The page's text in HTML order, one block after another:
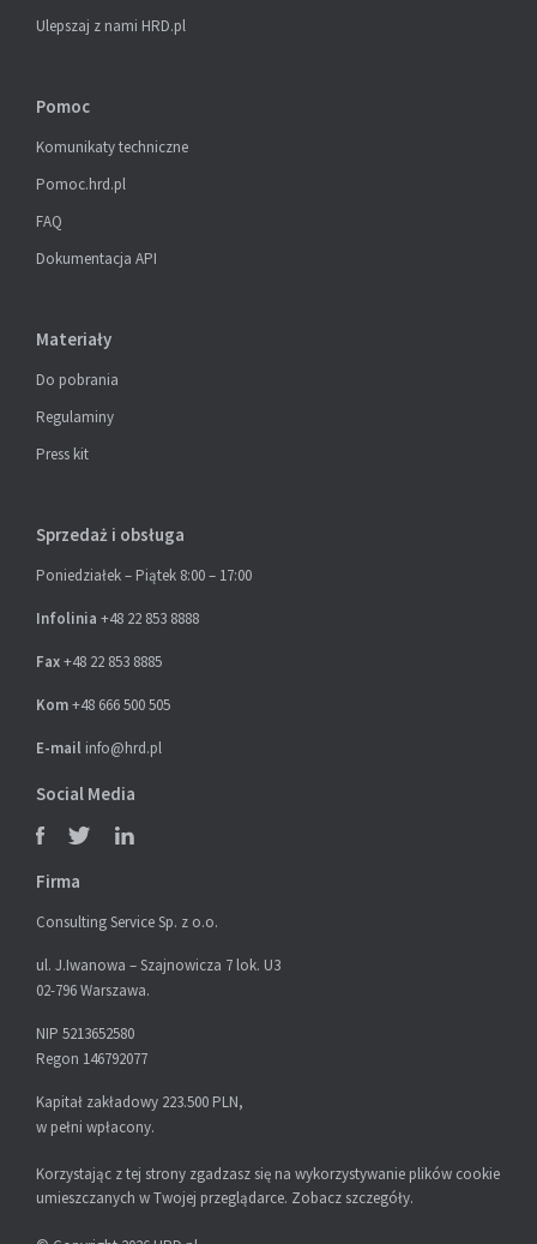
Ulepszaj z nami HRD.pl
Pomoc
Komunikaty techniczne
Pomoc.hrd.pl
FAQ
Dokumentacja API
Materiały
Do pobrania
Regulaminy
Press kit
Sprzedaż i obsługa
Poniedziałek – Piątek 8:00 – 17:00
Infolinia +48 22 853 8888
Fax+48 22 853 8885
Kom+48 666 500 505
E-mail info@hrd.pl
Social Media
Firma
Consulting Service Sp. z o.o.
ul. J.Iwanowa – Szajnowicza 7 lok. U3
02-796 Warszawa.
NIP 5213652580
Regon 146792077
Kapitał zakładowy 223.500 PLN,
w pełni wpłacony.
Korzystając z tej strony zgadzasz się na wykorzystywanie plików cookie
umieszczanych w Twojej przeglądarce. Zobacz szczegóły.